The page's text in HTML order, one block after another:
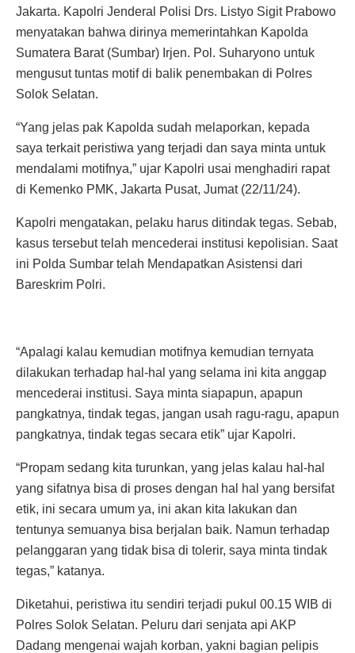
Jakarta. Kapolri Jenderal Polisi Drs. Listyo Sigit Prabowo
menyatakan bahwa dirinya memerintahkan Kapolda
Sumatera Barat (Sumbar) Irjen. Pol. Suharyono untuk
mengusut tuntas motif di balik penembakan di Polres
Solok Selatan.
“Yang jelas pak Kapolda sudah melaporkan, kepada
saya terkait peristiwa yang terjadi dan saya minta untuk
mendalami motifnya,” ujar Kapolri usai menghadiri rapat
di Kemenko PMK, Jakarta Pusat, Jumat (22/11/24).
Kapolri mengatakan, pelaku harus ditindak tegas. Sebab,
kasus tersebut telah mencederai institusi kepolisian. Saat
ini Polda Sumbar telah Mendapatkan Asistensi dari
Bareskrim Polri.
“Apalagi kalau kemudian motifnya kemudian ternyata
dilakukan terhadap hal-hal yang selama ini kita anggap
mencederai institusi. Saya minta siapapun, apapun
pangkatnya, tindak tegas, jangan usah ragu-ragu, apapun
pangkatnya, tindak tegas secara etik” ujar Kapolri.
“Propam sedang kita turunkan, yang jelas kalau hal-hal
yang sifatnya bisa di proses dengan hal hal yang bersifat
etik, ini secara umum ya, ini akan kita lakukan dan
tentunya semuanya bisa berjalan baik. Namun terhadap
pelanggaran yang tidak bisa di tolerir, saya minta tindak
tegas,” katanya.
Diketahui, peristiwa itu sendiri terjadi pukul 00.15 WIB di
Polres Solok Selatan. Peluru dari senjata api AKP
Dadang mengenai wajah korban, yakni bagian pelipis